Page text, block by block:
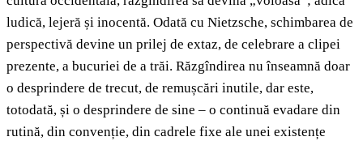
ludică, lejeră și inocentă. Odată cu Nietzsche, schimbarea de
perspectivă devine un prilej de extaz, de celebrare a clipei
prezente, a bucuriei de a trăi. Răzgîndirea nu înseamnă doar
o desprindere de trecut, de remușcări inutile, dar este,
totodată, și o desprindere de sine – o continuă evadare din
rutină, din convenție, din cadrele fixe ale unei existențe